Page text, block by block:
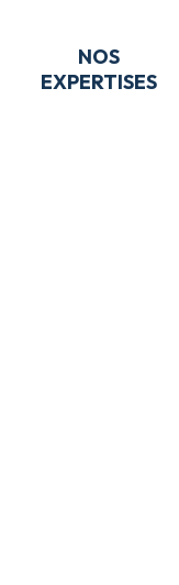
NOS
EXPERTISES